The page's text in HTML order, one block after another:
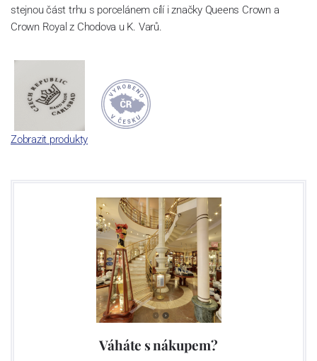
stejnou část trhu s porcelánem cílí i značky Queens Crown a
Crown Royal z Chodova u K. Varů.
Zobrazit produkty
Váháte s nákupem?